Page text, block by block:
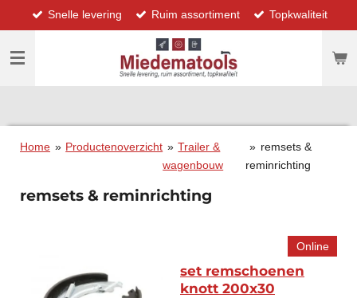
direct
naar
hoofdinhoud
Snelle levering Ruim assortiment Topkwaliteit
Home » Productenoverzicht » Trailer &
wagenbouw
» remsets &
reminrichting
remsets & reminrichting
Online
set remschoenen
knott 200x30